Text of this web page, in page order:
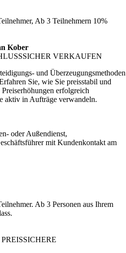
Ab 3 Teilnehmern 10%
Kober
VERKAUFEN
und Überzeugungsmethoden
Sie, wie Sie preisstabil und
erfolgreich
aktiv in Aufträge verwandeln.
oder Außendienst,
mit Kundenkontakt am
Ab 3 Personen aus Ihrem